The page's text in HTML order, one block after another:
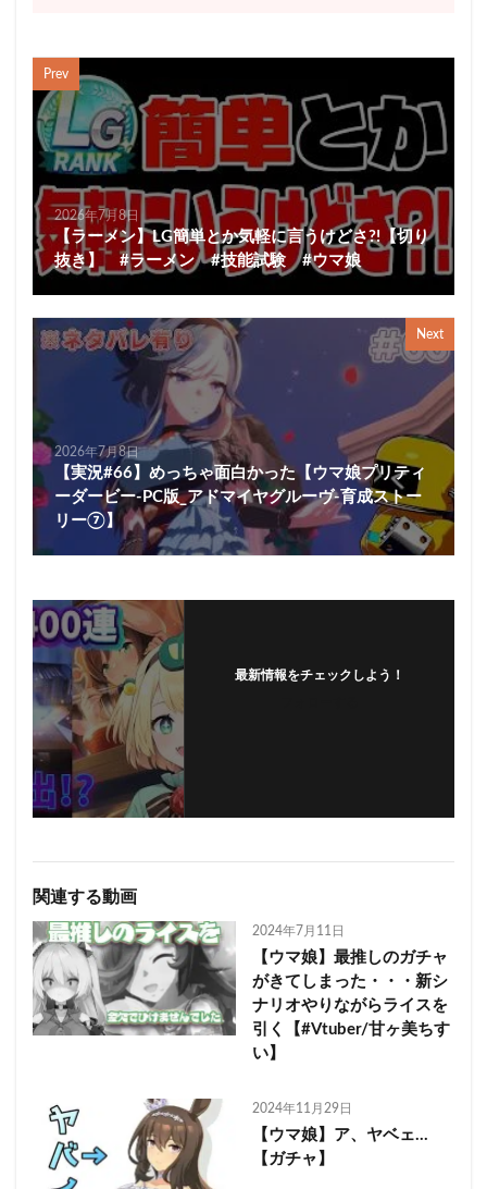
Prev
2026年7月8日
【ラーメン】LG簡単とか気軽に言うけどさ?!【切り
抜き】 #ラーメン #技能試験 #ウマ娘
Next
2026年7月8日
【実況#66】めっちゃ面白かった【ウマ娘プリティ
ーダービー-PC版_アドマイヤグルーヴ-育成ストー
リー⑦】
最新情報をチェックしよう！
関連する動画
2024年7月11日
【ウマ娘】最推しのガチャ
がきてしまった・・・新シ
ナリオやりながらライスを
引く【#Vtuber/甘ヶ美ちす
い】
2024年11月29日
【ウマ娘】ア、ヤベェ…
【ガチャ】